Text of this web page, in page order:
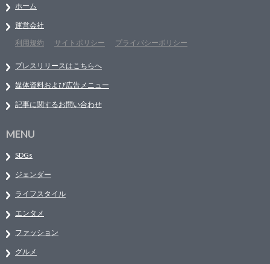
ホーム
運営会社
利用規約
サイトポリシー プライバシーポリシー
プレスリリースはこちらへ
媒体資料および広告メニュー
記事に関するお問い合わせ
MENU
SDGs
ジェンダー
ライフスタイル
エンタメ
ファッション
グルメ